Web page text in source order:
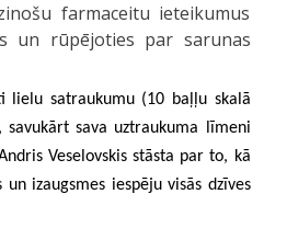
farmaceitu ieteikumus
un rūpējoties par sarunas
lielu satraukumu (10 baļļu skalā
sava uztraukuma līmeni
Veselovskis stāsta par to, kā
izaugsmes iespēju visās dzīves